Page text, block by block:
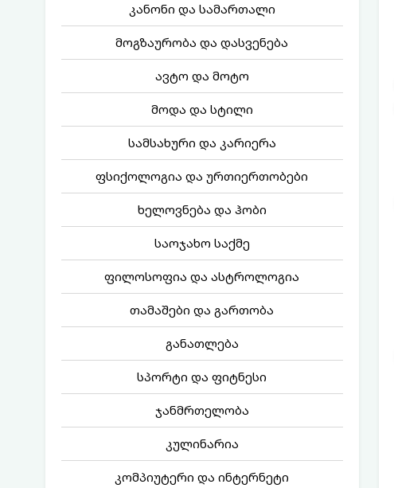
კანონი და სამართალი
მოგზაურობა და დასვენება
ავტო და მოტო
მოდა და სტილი
სამსახური და კარიერა
ფსიქოლოგია და ურთიერთობები
ხელოვნება და ჰობი
საოჯახო საქმე
ფილოსოფია და ასტროლოგია
თამაშები და გართობა
განათლება
სპორტი და ფიტნესი
ჯანმრთელობა
კულინარია
კომპიუტერი და ინტერნეტი